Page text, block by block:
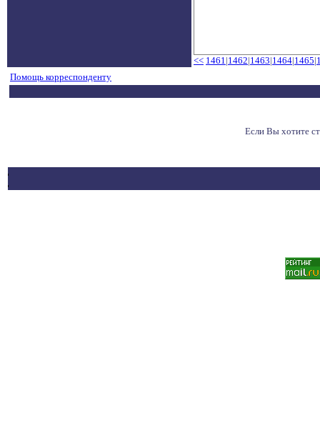
<< 1461|1462|1463|1464|1465|
Помощь корреспонденту
Если Вы хотите